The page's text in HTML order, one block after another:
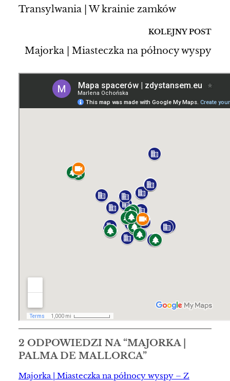
Transylwania | W krainie zamków
KOLEJNY POST
Majorka | Miasteczka na północy wyspy
2 ODPOWIEDZI NA “MAJORKA |
PALMA DE MALLORCA”
Majorka | Miasteczka na północy wyspy – Z